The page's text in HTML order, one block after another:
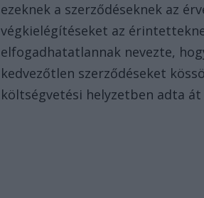
ezeknek a szerződéseknek az
végkielégítéseket az
elfogadhatatlannak nevezte,
kedvezőtlen szerződéseket
költségvetési helyzetben adta át